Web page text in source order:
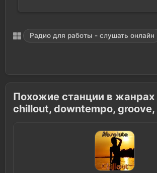
Радио для работы - слушать онлайн
Похожие станции в жанрах
chillout, downtempo, groove,